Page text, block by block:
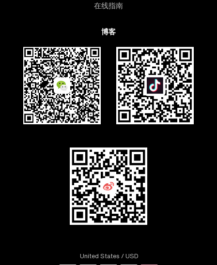
在线指南
博客
United States / USD